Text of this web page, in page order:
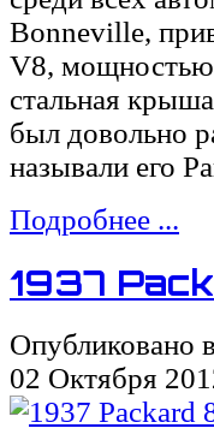
Bonneville,
V8, мощностью
стальная
был довольно
называли его
Подробнее ...
1937
Опубликовано в
02 Октября